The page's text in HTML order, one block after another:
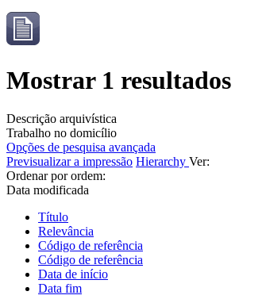
Mostrar 1 resultados
Descrição arquivística
Trabalho no domicílio
Opções de pesquisa avançada
Previsualizar a impressão Hierarchy Ver:
Ordenar por ordem:
Data modificada
Título
Relevância
Código de referência
Código de referência
Data de início
Data fim